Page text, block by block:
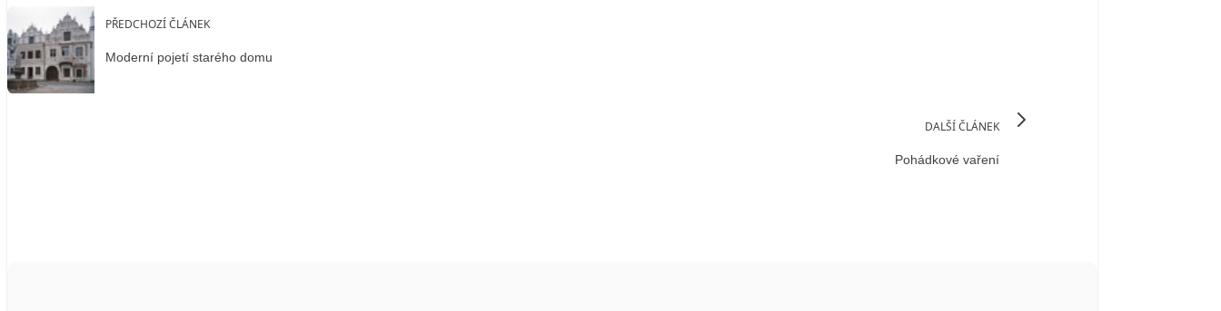
PŘEDCHOZÍ ČLÁNEK
Moderní pojetí starého domu
DALŠÍ ČLÁNEK
Pohádkové vaření